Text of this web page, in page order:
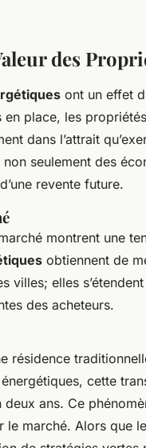
des
ont un effet
en place, les
dans l’attrait
seulement des
revente future.
montrent une
obtiennent de
villes; elles
des acheteurs.
résidence
cette
ans. Ce
le marché. Alors que